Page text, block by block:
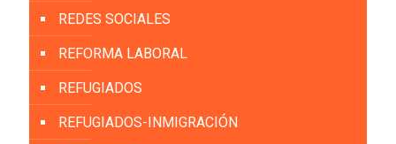
REDES SOCIALES
REFORMA LABORAL
REFUGIADOS
REFUGIADOS-INMIGRACIÓN